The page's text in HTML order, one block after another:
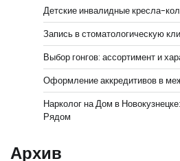
Детские инвалидные кресла-
Запись в стоматологическую
Выбор гонгов: ассортимент и
Оформление аккредитивов в
Нарколог на Дом в
Рядом
Архив